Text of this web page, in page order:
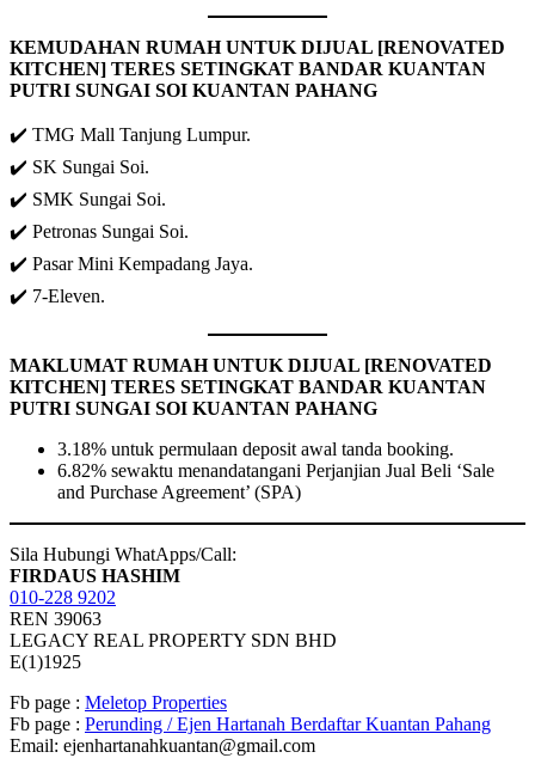
KEMUDAHAN RUMAH UNTUK DIJUAL [RENOVATED
KITCHEN] TERES SETINGKAT BANDAR KUANTAN
PUTRI SUNGAI SOI KUANTAN PAHANG
✔️ TMG Mall Tanjung Lumpur.
✔️ SK Sungai Soi.
✔️ SMK Sungai Soi.
✔️ Petronas Sungai Soi.
✔️ Pasar Mini Kempadang Jaya.
✔️ 7-Eleven.
MAKLUMAT RUMAH UNTUK DIJUAL [RENOVATED
KITCHEN] TERES SETINGKAT BANDAR KUANTAN
PUTRI SUNGAI SOI KUANTAN PAHANG
3.18% untuk permulaan deposit awal tanda booking.
6.82% sewaktu menandatangani Perjanjian Jual Beli ‘Sale
and Purchase Agreement’ (SPA)
Sila Hubungi WhatApps/Call:
FIRDAUS HASHIM
010-228 9202
REN 39063
LEGACY REAL PROPERTY SDN BHD
E(1)1925
Fb page : Meletop Properties
Fb page : Perunding / Ejen Hartanah Berdaftar Kuantan Pahang
Email: ejenhartanahkuantan@gmail.com